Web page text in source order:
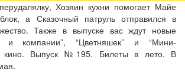
Хозяин кухни помогает Майе
а Сказочный патруль отправился в
Также в выпуске вас ждут новые
и компании”, “Цветняшек” и “Мини-
кино. Выпуск №195. Билеты в лето. В